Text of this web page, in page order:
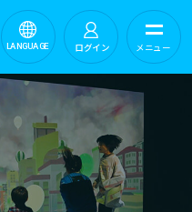
ログイン
LANGUAGE メニュー